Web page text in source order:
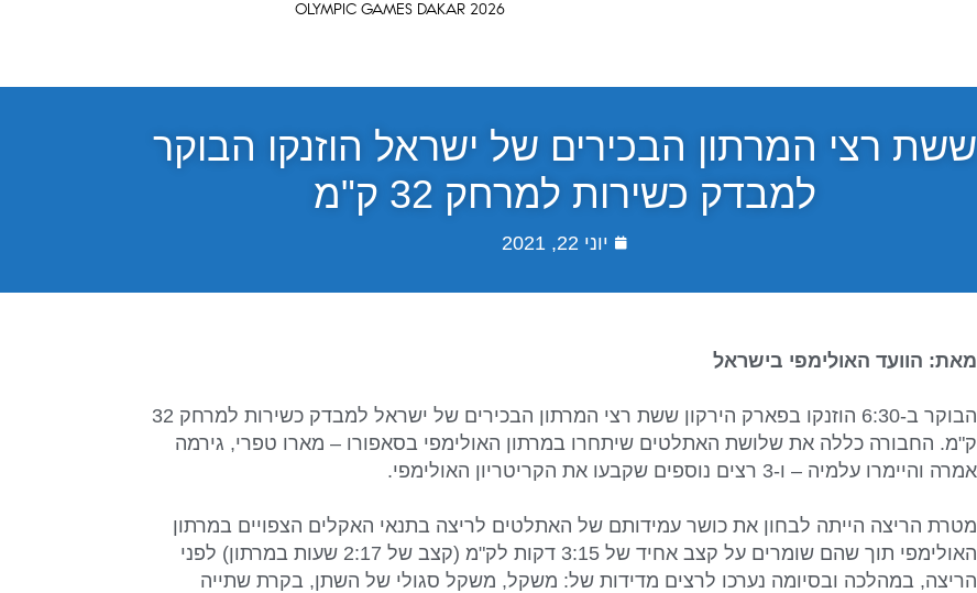
ששת רצי המרתון הבכירים של ישראל הוזנקו הבוקר
למבדק כשירות למרחק 32 ק"מ
יוני 22, 2021
מאת: הוועד האולימפי בישראל
הבוקר ב-6:30 הוזנקו בפארק הירקון ששת רצי המרתון הבכירים של ישראל למבדק כשירות למרחק 32
ק"מ. החבורה כללה את שלושת האתלטים שיתחרו במרתון האולימפי בסאפורו – מארו טפרי, גירמה
אמרה והיימרו עלמיה – ו-3 רצים נוספים שקבעו את הקריטריון האולימפי.
מטרת הריצה הייתה לבחון את כושר עמידותם של האתלטים לריצה בתנאי האקלים הצפויים במרתון
האולימפי תוך שהם שומרים על קצב אחיד של 3:15 דקות לק"מ (קצב של 2:17 שעות במרתון) לפני
הריצה, במהלכה ובסיומה נערכו לרצים מדידות של: משקל, משקל סגולי של השתן, בקרת שתייה